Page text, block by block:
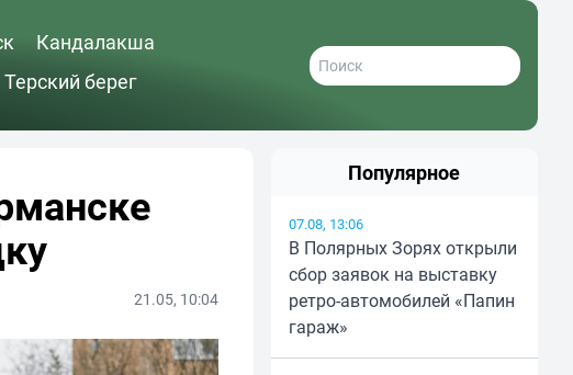
Кандалакша
Терский берег
21.05, 10:04
Популярное
07.08, 13:06
В Полярных Зорях открыли
сбор заявок на выставку
ретро-автомобилей «Папин
гараж»